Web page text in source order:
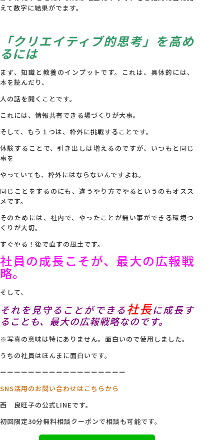
えて数字に結果がでます。
「クリエイティブ的思考」を高め
るには
まず、知識と教養のインプットです。これは、具体的には、
本を読んだり、
人の話を聞くことです。
これには、情報共有できる場づくりが大事。
そして、もう１つは、枠外に挑戦することです。
体験することで、引き出しは増えるのですが、いつもと同じ
事を
やっていても、枠外にはならないんですよね。
同じことをするのにも、違うやり方でやるというのもオスス
メです。
そのためには、社内で、やったことが無い事ができる環境つ
くりが大切。
すぐやる！後で直すの風土です。
社員の成長こそが、最大の広報戦
略。
そして、
それを見守ることができる社長に成長す
ることも、最大の広報戦略なのです。
※写真の意味は特にありません。面白いので使用しました。
うちの社員はほんまに面白いです。
ーーーーーーーーーーーーーーーーーー
SNS活用のお問い合わせはこちらから
西 良旺子の公式LINEです。
初回限定30分無料相談クーポンで相談も可能です。